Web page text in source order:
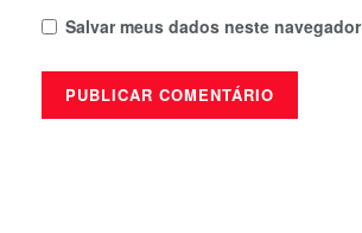
Salvar meus dados neste